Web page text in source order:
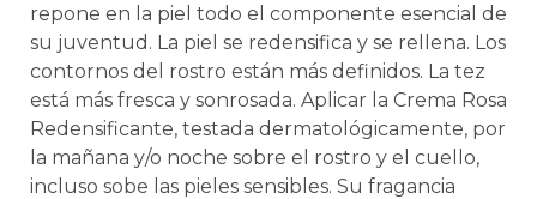
repone en la piel todo el componente esencial de
su juventud. La piel se redensifica y se rellena. Los
contornos del rostro están más definidos. La tez
está más fresca y sonrosada. Aplicar la Crema Rosa
Redensificante, testada dermatológicamente, por
la mañana y/o noche sobre el rostro y el cuello,
incluso sobe las pieles sensibles. Su fragancia